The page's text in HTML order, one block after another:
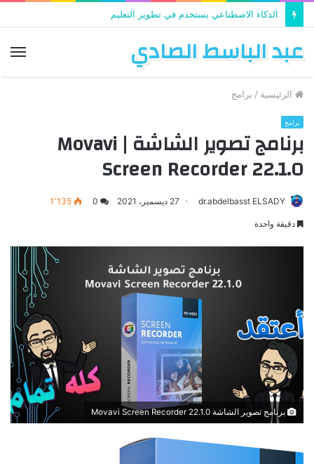
الذكاء الاصطناعي يستخدم في تطوير التعليم
عبد الباسط الصادي
الرئيسية / برامج
برامج
برنامج تصوير الشاشة | Movavi
Screen Recorder 22.1.0
dr.abdelbasst ELSADY 27 ديسمبر، 2021 0 1٬135
دقيقة واحدة
برنامج تصوير الشاشة Movavi Screen Recorder 22.1.0